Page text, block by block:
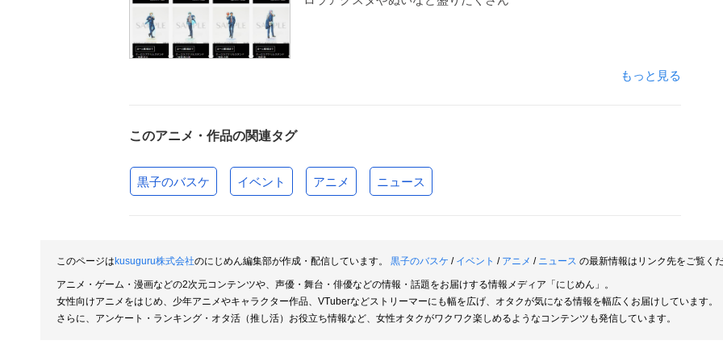
もっと見る
このアニメ・作品の関連タグ
黒子のバスケ イベント アニメ ニュース
このページは kusuguru株式会社のにじめん編集部が作成・配信しています。 黒子のバスケ / イベント / アニメ / ニュース の最新情報はリンク先をご覧く
アニメ・ゲーム・漫画などの2次元コンテンツや、声優・舞台・俳優などの情報・話題をお届けする情報メディア「にじめん」。
女性向けアニメをはじめ、少年アニメやキャラクター作品、VTuberなどストリーマーにも幅を広げ、オタクが気になる情報を幅広くお届けしています。
さらに、アンケート・ランキング・オタ活（推し活）お役立ち情報など、女性オタクがワクワク楽しめるようなコンテンツも発信しています。